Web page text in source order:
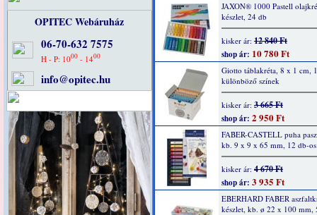
OPITEC Webáruház
06-70-632 7575
H - P: 1000- 1400
info@opitec.hu
JAXON® 1000 Pastell
készlet, 24 db
kisker ár: 12 840 Ft
shop ár: 10 780 Ft
Giotto táblakréta, 8 x 1 cm,
különböző színek
kisker ár: 3 665 Ft
shop ár: 2 950 Ft
FABER-CASTELL puha
kb. 9 x 9 x 65 mm, 12 db-os
kisker ár: 4 670 Ft
shop ár: 3 935 Ft
EBERHARD FABER
készlet, kb. ø 22 x 100 mm,